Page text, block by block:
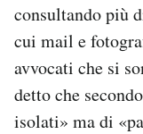
consultando più
cui mail e
avvocati che si
detto che
isolati» ma di